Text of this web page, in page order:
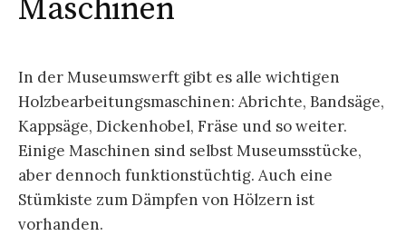
Maschinen
In der Museumswerft gibt es alle wichtigen
Holzbearbeitungsmaschinen: Abrichte, Bandsäge,
Kappsäge, Dickenhobel, Fräse und so weiter.
Einige Maschinen sind selbst Museumsstücke,
aber dennoch funktionstüchtig. Auch eine
Stümkiste zum Dämpfen von Hölzern ist
vorhanden.